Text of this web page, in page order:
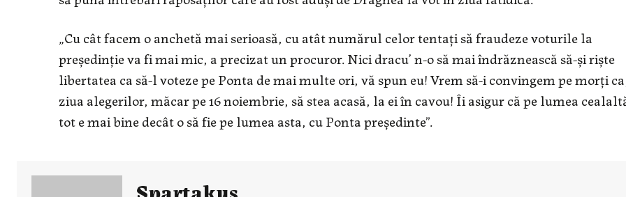
„Cu cât facem o anchetă mai serioasă, cu atât numărul celor tentaţi să fraudeze voturile la
preşedinţie va fi mai mic, a precizat un procuror. Nici dracu’ n-o să mai îndrăznească să-şi rişte
libertatea ca să-l voteze pe Ponta de mai multe ori, vă spun eu! Vrem să-i convingem pe morţi
ziua alegerilor, măcar pe 16 noiembrie, să stea acasă, la ei în cavou! Îi asigur că pe lumea
tot e mai bine decât o să fie pe lumea asta, cu Ponta preşedinte”.